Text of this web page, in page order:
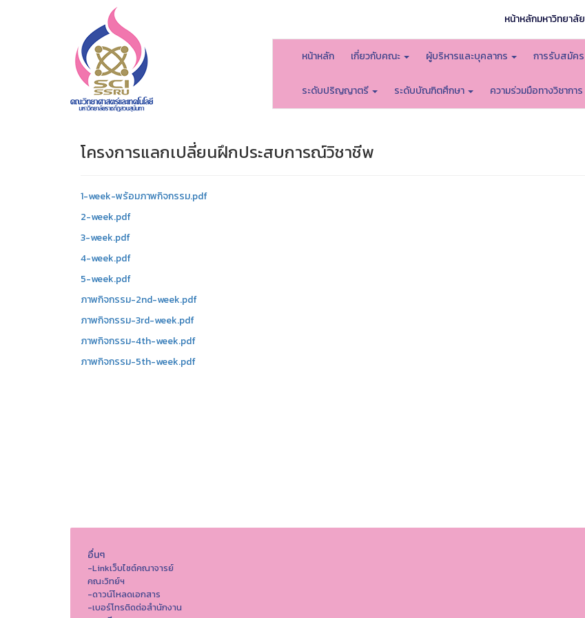
หน้าหลักมหาวิทยาลัย
หน้าหลัก เกี่ยวกับคณะ ผู้บริหารและบุคลากร การรับสมัคร
ระดับปริญญาตรี ระดับบัณฑิตศึกษา ความร่วมมือทางวิชาการ
โครงการแลกเปลี่ยนฝึกประสบการณ์วิชาชีพ
1-week-พร้อมภาพกิจกรรม.pdf
2-week.pdf
3-week.pdf
4-week.pdf
5-week.pdf
ภาพกิจกรรม-2nd-week.pdf
ภาพกิจกรรม-3rd-week.pdf
ภาพกิจกรรม-4th-week.pdf
ภาพกิจกรรม-5th-week.pdf
อื่นๆ
-Linkเว็บไซต์คณาจารย์
คณะวิทย์ฯ
-ดาวน์โหลดเอกสาร
-เบอร์โทรติดต่อสำนักงาน